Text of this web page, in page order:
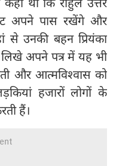
अपने पास रखेंगे और
से उनकी बहन प्रियंका
लिखे अपने पत्र में यह भी
और आत्मविश्वास को
हजारों लोगों के
हैं।